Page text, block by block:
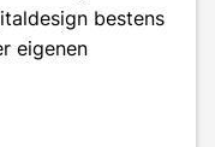
bestens
eigenen